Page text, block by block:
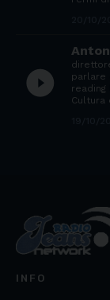
play_circle_filled
parlare
Cultura
INFO